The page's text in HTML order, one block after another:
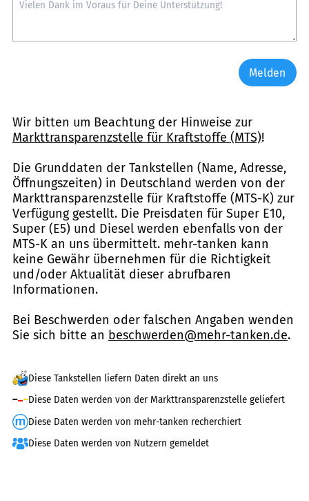
Melden
Wir bitten um Beachtung der Hinweise zur
Markttransparenzstelle für Kraftstoffe (MTS)!
Die Grunddaten der Tankstellen (Name, Adresse,
Öffnungszeiten) in Deutschland werden von der
Markttransparenzstelle für Kraftstoffe (MTS-K) zur
Verfügung gestellt. Die Preisdaten für Super E10,
Super (E5) und Diesel werden ebenfalls von der
MTS-K an uns übermittelt. mehr-tanken kann
keine Gewähr übernehmen für die Richtigkeit
und/oder Aktualität dieser abrufbaren
Informationen.
Bei Beschwerden oder falschen Angaben wenden
Sie sich bitte an beschwerden@mehr-tanken.de.
Diese Tankstellen liefern Daten direkt an uns
Diese Daten werden von der Markttransparenzstelle geliefert
Diese Daten werden von mehr-tanken recherchiert
Diese Daten werden von Nutzern gemeldet